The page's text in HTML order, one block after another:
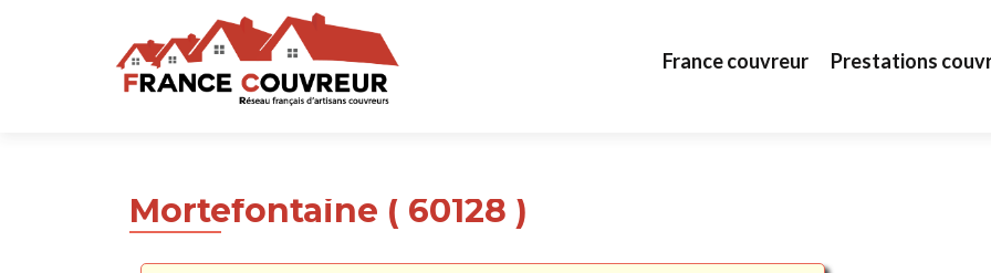
France couvreur Prestations
Mortefontaine ( 60128 )